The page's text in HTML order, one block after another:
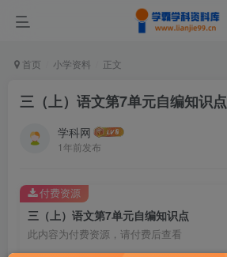
首页 小学资料 正文
三（上）语文第7单元自编知识点
学科网
1年前发布
三（上）语文第7单元自编知识点
此内容为付费资源，请付费后查看
付费资源